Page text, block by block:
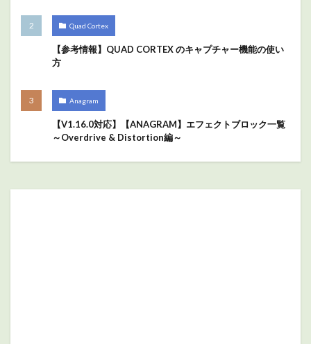
Quad Cortex
【参考情報】QUAD CORTEX のキャプチャー機能の使い
方
Anagram
【V1.16.0対応】【ANAGRAM】エフェクトブロック一覧
～Overdrive & Distortion編～